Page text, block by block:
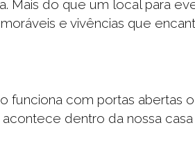
Mais do que um local para
e vivências que
funciona com portas abertas
dentro da nossa